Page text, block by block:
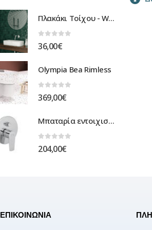
Πλακάκι Τοίχου - Wall Tile
36,00€
Olympia Bea Rimless
369,00€
Μπαταρία εντοιχισμένη ντουζιέρας optima
204,00€
ΕΠΙΚΟΙΝΩΝΙΑ